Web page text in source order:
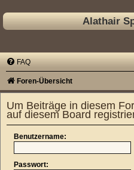
Alathair
FAQ
Foren-Übersicht
Um Beiträge in diesem
auf diesem Board
Benutzername:
Passwort: